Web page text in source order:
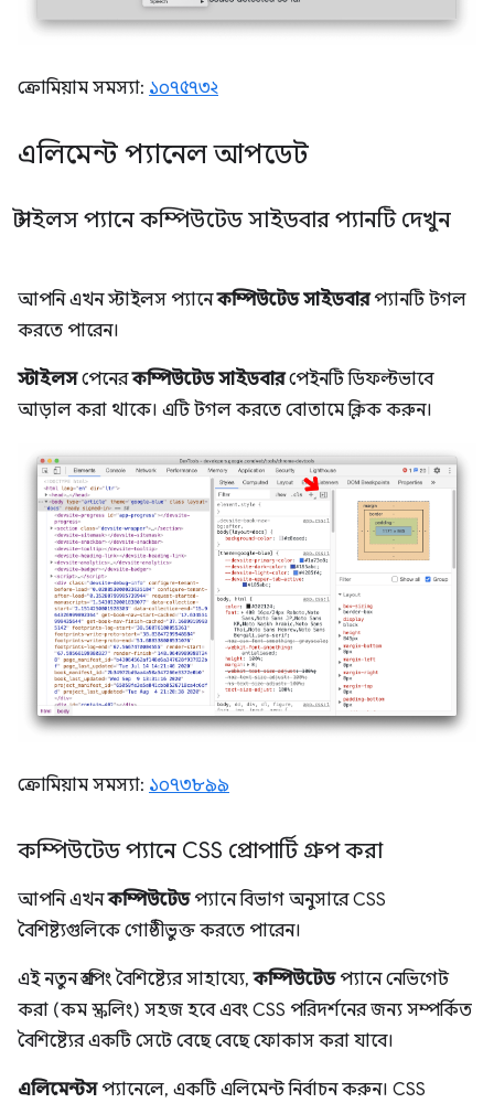
ক্রোমিয়াম সমস্যা: ১০৭৫৭৩২
এলিমেন্ট প্যানেল আপডেট
স্টাইলস প্যানে কম্পিউটেড সাইডবার প্যানটি দেখুন
আপনি এখন স্টাইলস প্যানেকম্পিউটেড সাইডবারপ্যানটি টগল
করতে পারেন।
স্টাইলসপেনেরকম্পিউটেড সাইডবারপেইনটি ডিফল্টভাবে
আড়াল করা থাকে। এটি টগল করতে বোতামে ক্লিক করুন।
ক্রোমিয়াম সমস্যা: ১০৭৩৮৯৯
কম্পিউটেড প্যানে CSS প্রোপার্টি গ্রুপ করা
আপনি এখনকম্পিউটেডপ্যানে বিভাগ অনুসারে CSS
বৈশিষ্ট্যগুলিকে গোষ্ঠীভুক্ত করতে পারেন।
এই নতুন গ্রুপিং বৈশিষ্ট্যের সাহায্যে,কম্পিউটেডপ্যানে নেভিগেট
করা (কম স্ক্রলিং) সহজ হবে এবং CSS পরিদর্শনের জন্য সম্পর্কিত
বৈশিষ্ট্যের একটি সেটে বেছে বেছে ফোকাস করা যাবে।
এলিমেন্টসপ্যানেলে, একটি এলিমেন্ট নির্বাচন করুন। CSS